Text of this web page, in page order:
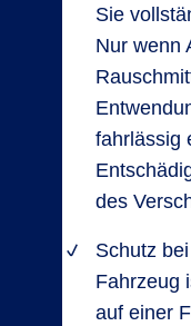
Sie
Nur wenn
fahrlässig
des
Schutz
Fahrzeug
auf einer